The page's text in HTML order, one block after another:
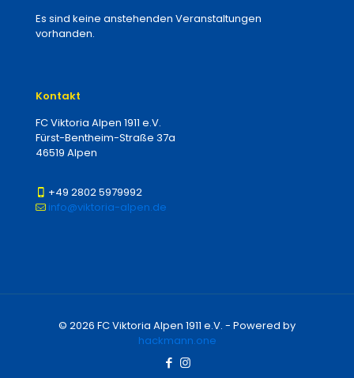
Es sind keine anstehenden Veranstaltungen
vorhanden.
Kontakt
FC Viktoria Alpen 1911 e.V.
Fürst-Bentheim-Straße 37a
46519 Alpen
+49 2802 5979992
info@viktoria-alpen.de
© 2026 FC Viktoria Alpen 1911 e.V. - Powered by
hackmann.one